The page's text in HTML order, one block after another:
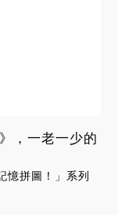
文具及材
法出席，請於
否能出席，以
，將暫停下一
因素，將依臺
知。
活動因故延期
，一老一少的
憶拼圖！」系列